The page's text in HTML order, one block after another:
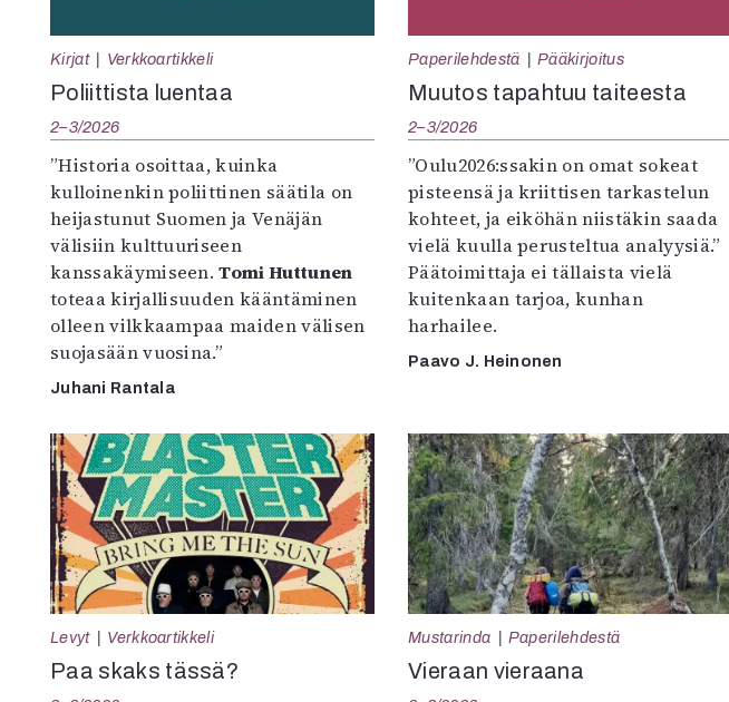
Kirjat Verkkoartikkeli
Poliittista luentaa
2–3/2026
”Historia osoittaa, kuinka
kulloinenkin poliittinen säätila on
heijastunut Suomen ja Venäjän
välisiin kulttuuriseen
kanssakäymiseen.Tomi Huttunen
toteaa kirjallisuuden kääntäminen
olleen vilkkaampaa maiden välisen
suojasään vuosina.”
Juhani Rantala
Paperilehdestä Pääkirjoitus
Muutos tapahtuu taiteesta
2–3/2026
”Oulu2026:ssakin on omat sokeat
pisteensä ja kriittisen tarkastelun
kohteet, ja eiköhän niistäkin saada
vielä kuulla perusteltua analyysiä.”
Päätoimittaja ei tällaista vielä
kuitenkaan tarjoa, kunhan
harhailee.
Paavo J. Heinonen
Levyt Verkkoartikkeli
Paa skaks tässä?
Mustarinda Paperilehdestä
Vieraan vieraana